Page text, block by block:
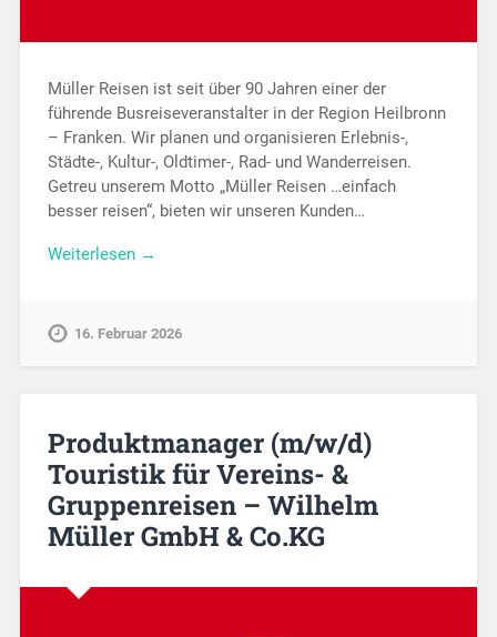
Müller Reisen ist seit über 90 Jahren einer der
führende Busreiseveranstalter in der Region Heilbronn
– Franken. Wir planen und organisieren Erlebnis-,
Städte-, Kultur-, Oldtimer-, Rad- und Wanderreisen.
Getreu unserem Motto „Müller Reisen …einfach
besser reisen“, bieten wir unseren Kunden…
Weiterlesen →
16. Februar 2026
Produktmanager (m/w/d)
Touristik für Vereins- &
Gruppenreisen – Wilhelm
Müller GmbH & Co.KG